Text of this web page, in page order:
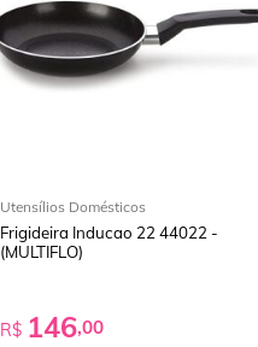
Utensílios Domésticos
Frigideira Inducao 22 44022 -
(MULTIFLO)
R$ 146,00